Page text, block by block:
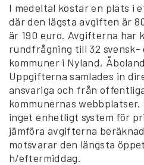
I medeltal kostar en plats i
där den lägsta avgiften är
är 190 euro. Avgifterna har
rundfrågning till 32 svensk-
kommuner i Nyland,
Uppgifterna samlades in
ansvariga och från
kommunernas
inget enhetligt system för
jämföra avgifterna
motsvarar den längsta
h/eftermiddag.